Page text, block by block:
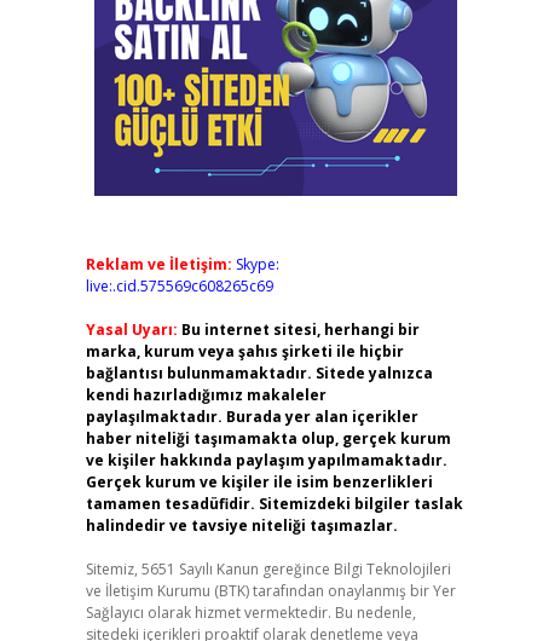
Reklam ve İletişim: Skype:
live:.cid.575569c608265c69
Yasal Uyarı: Bu internet sitesi, herhangi bir
marka, kurum veya şahıs şirketi ile hiçbir
bağlantısı bulunmamaktadır. Sitede yalnızca
kendi hazırladığımız makaleler
paylaşılmaktadır. Burada yer alan içerikler
haber niteliği taşımamakta olup, gerçek kurum
ve kişiler hakkında paylaşım yapılmamaktadır.
Gerçek kurum ve kişiler ile isim benzerlikleri
tamamen tesadüfidir. Sitemizdeki bilgiler taslak
halindedir ve tavsiye niteliği taşımazlar.
Sitemiz, 5651 Sayılı Kanun gereğince Bilgi Teknolojileri
ve İletişim Kurumu (BTK) tarafından onaylanmış bir Yer
Sağlayıcı olarak hizmet vermektedir. Bu nedenle,
sitedeki içerikleri proaktif olarak denetleme veya